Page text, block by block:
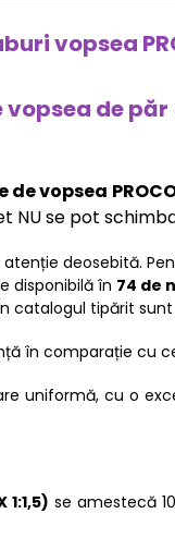
vopsea
de
vopsea
set NU se pot
deosebită.
disponibilă în 74 de
catalogul tipărit
în comparație cu
uniformă, cu o
1:1,5) se amestecă